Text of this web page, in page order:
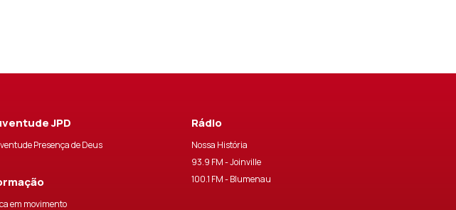
JPD
Presença de Deus
em movimento
Rádio
Nossa História
93.9 FM - Joinville
100.1 FM - Blumenau